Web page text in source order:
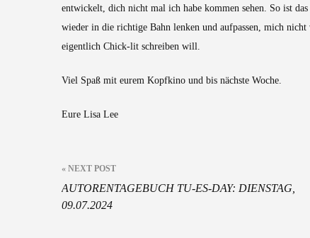
entwickelt, dich nicht mal ich habe kommen sehen. So ist
wieder in die richtige Bahn lenken und aufpassen, mich
eigentlich Chick-lit schreiben will.
Viel Spaß mit eurem Kopfkino und bis nächste Woche.
Eure Lisa Lee
« NEXT POST
AUTORENTAGEBUCH TU-ES-DAY: DIENSTAG,
09.07.2024